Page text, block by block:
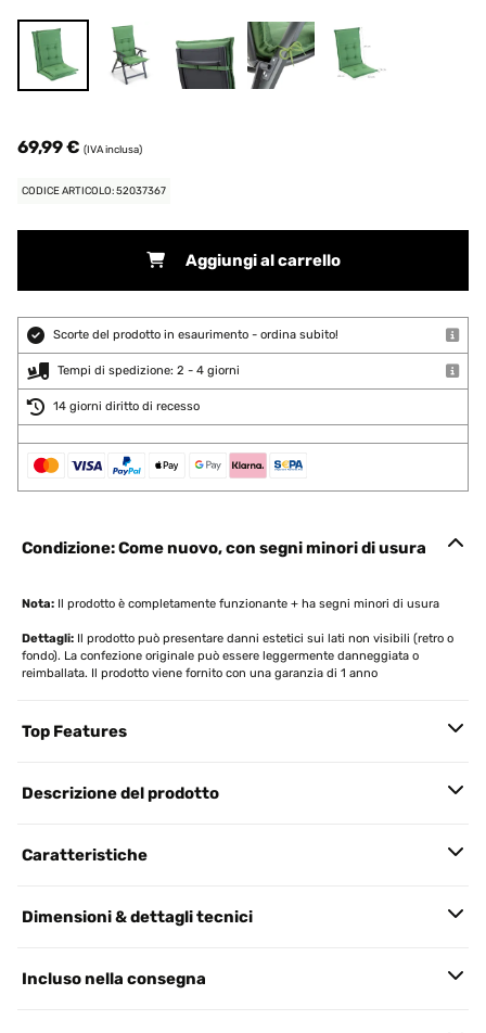
69,99 € (IVA inclusa)
CODICE ARTICOLO: 52037367
Aggiungi al carrello
Scorte del prodotto in esaurimento - ordina subito!
Tempi di spedizione: 2 - 4 giorni
14 giorni diritto di recesso
Condizione: Come nuovo, con segni minori di usura
Nota: Il prodotto è completamente funzionante + ha segni minori di usura
Dettagli: Il prodotto può presentare danni estetici sui lati non visibili (retro o
fondo). La confezione originale può essere leggermente danneggiata o
reimballata. Il prodotto viene fornito con una garanzia di 1 anno
Top Features
Descrizione del prodotto
Caratteristiche
Dimensioni & dettagli tecnici
Incluso nella consegna